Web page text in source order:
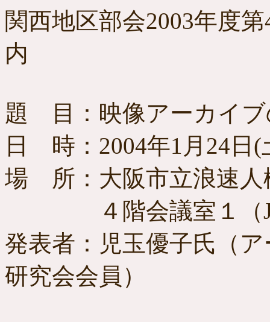
関西地区部会2003年度
内
題 目：映像アーカイブ
日 時：2004年1月24日(
場 所：大阪市立浪速人
４階会議室１（JR
発表者：児玉優子氏（
研究会会員）